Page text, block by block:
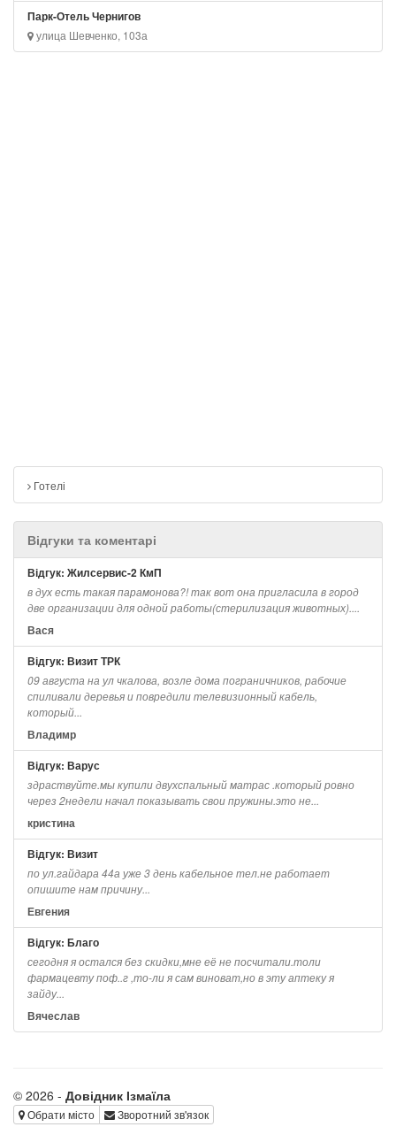
Парк-Отель Чернигов
улица Шевченко, 103а
Готелі
Відгуки та коментарі
Відгук: Жилсервис-2 КмП
в дух есть такая парамонова?! так вот она пригласила в город
две организации для одной работы(стерилизация животных)....
Вася
Відгук: Визит ТРК
09 августа на ул чкалова, возле дома пограничников, рабочие
спиливали деревья и повредили телевизионный кабель,
который...
Владимр
Відгук: Варус
здраствуйте.мы купили двухспальный матрас .который ровно
через 2недели начал показывать свои пружины.это не...
кристина
Відгук: Визит
по ул.гайдара 44а уже 3 день кабельное тел.не работает
опишите нам причину...
Евгения
Відгук: Благо
сегодня я остался без скидки,мне её не посчитали.толи
фармацевту поф..г ,то-ли я сам виноват,но в эту аптеку я
зайду...
Вячеслав
© 2026 - Довідник Ізмаїла
Обрати місто Зворотний зв'язок